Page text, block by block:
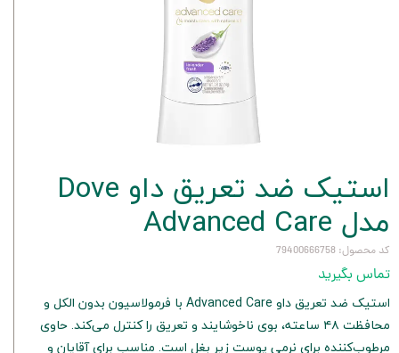
استیک ضد تعریق داو Dove
مدل Advanced Care
کد محصول: 79400666758
تماس بگیرید
استیک ضد تعریق داو Advanced Care با فرمولاسیون بدون الکل و
محافظت ۴۸ ساعته، بوی ناخوشایند و تعریق را کنترل می‌کند. حاوی
مرطوب‌کننده برای نرمی پوست زیر بغل است. مناسب برای آقایان و